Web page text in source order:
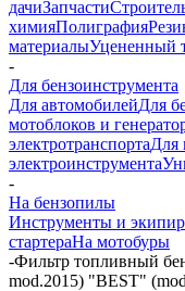
дачиЗапчасти
химияПолиграфия
материалыУцененный
-
Для бензоинструмента
Для автомобилейДля
мотоблоков и
электротранспортаДля
электроинструмента
-
На бензопилы
Инструменты и
стартераНа мотобуры
-Фильтр топливный
mod.2015) "BEST"